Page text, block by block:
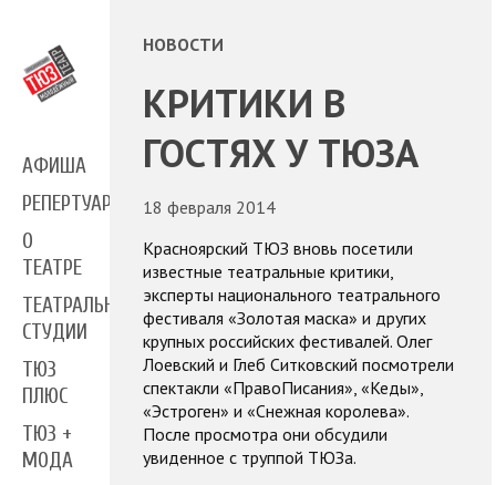
АФИША
РЕПЕРТУАР
О
ТЕАТРЕ
ТЕАТРАЛЬНЫЕ
СТУДИИ
ТЮЗ
ПЛЮС
ТЮЗ +
МОДА
НОВОСТИ
КРИТИКИ В
ГОСТЯХ У ТЮЗА
18 февраля 2014
Красноярский ТЮЗ вновь посетили
известные театральные критики,
эксперты национального театрального
фестиваля «Золотая маска» и других
крупных российских фестивалей. Олег
Лоевский и Глеб Ситковский посмотрели
спектакли «ПравоПисания», «Кеды»,
«Эстроген» и «Снежная королева».
После просмотра они обсудили
увиденное с труппой ТЮЗа.